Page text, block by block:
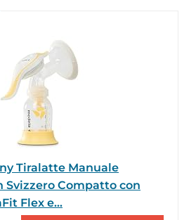
Tiralatte Manuale
Svizzero Compatto con
Flex e...